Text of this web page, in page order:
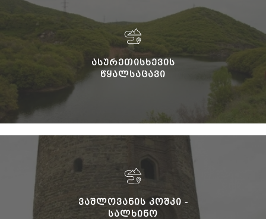
ᲐᲡᲣᲠᲔᲗᲘᲡᲮᲔᲕᲘᲡ
ᲬᲧᲐᲚᲡᲐᲪᲐᲕᲘ
ᲕᲐᲨᲚᲝᲕᲐᲜᲘᲡ ᲙᲝᲨᲙᲘ -
ᲡᲐᲚᲮᲘᲜᲝ